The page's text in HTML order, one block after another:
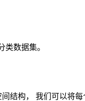
数据集。
结构， 我们可以将